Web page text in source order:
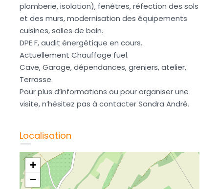
plomberie, isolation), fenêtres, réfection des sols
et des murs, modernisation des équipements
cuisines, salles de bain.
DPE F, audit énergétique en cours.
Actuellement Chauffage fuel.
Cave, Garage, dépendances, greniers, atelier,
Terrasse.
Pour plus d’informations ou pour organiser une
visite, n’hésitez pas à contacter Sandra André.
Localisation
+
−